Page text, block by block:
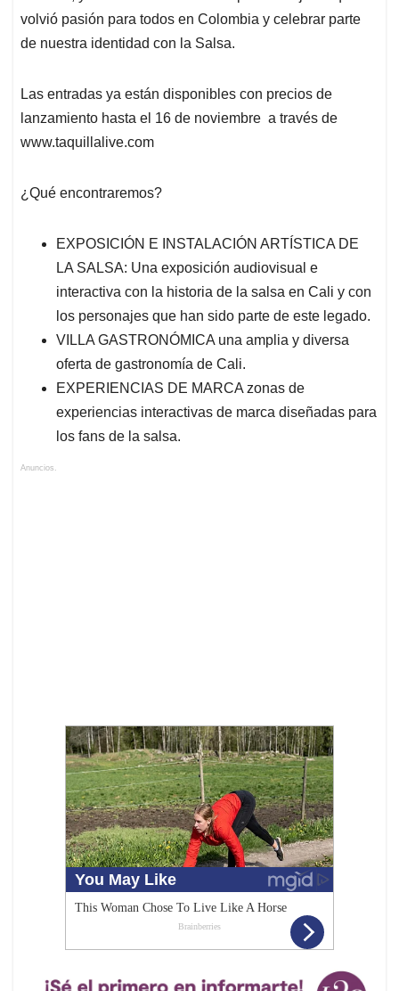
volvió pasión para todos en Colombia y celebrar parte
de nuestra identidad con la Salsa.
Las entradas ya están disponibles con precios de
lanzamiento hasta el 16 de noviembre a través de
www.taquillalive.com
¿Qué encontraremos?
EXPOSICIÓN E INSTALACIÓN ARTÍSTICA DE
LA SALSA: Una exposición audiovisual e
interactiva con la historia de la salsa en Cali y con
los personajes que han sido parte de este legado.
VILLA GASTRONÓMICA una amplia y diversa
oferta de gastronomía de Cali.
EXPERIENCIAS DE MARCA zonas de
experiencias interactivas de marca diseñadas para
los fans de la salsa.
Anuncios.